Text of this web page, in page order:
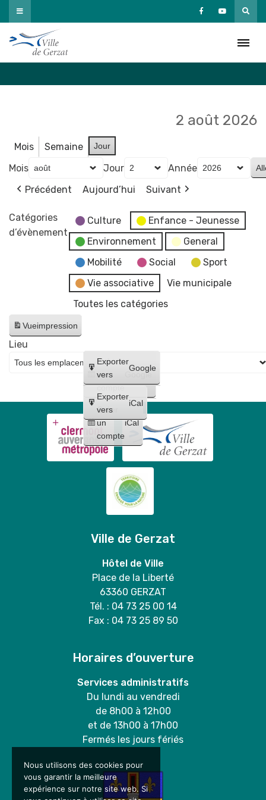
Passer
au
contenu
2 août 2026
Mois Semaine Jour
Mois Jour
Année
Précédent
Aujourd’hui Suivant
Catégories
d’évènement
Culture
Enfance - Jeunesse
Environnement
General
Mobilité
Social
Sport
Vie associative
Vie municipale
Toutes les catégories
Vueimpression
Créer
un
compte
Google
Créer
un
compte
iCal
Exporter
vers
Google
Exporter
vers
iCal
Lieu
Ville de Gerzat
Hôtel de Ville
Place de la Liberté
63360 GERZAT
Tél. : 04 73 25 00 14
Fax : 04 73 25 89 50
Horaires d’ouverture
Services administratifs
Du lundi au vendredi
de 8h00 à 12h00
et de 13h00 à 17h00
Fermés les jours fériés
Nous utilisons des cookies pour
vous garantir la meilleure
expérience sur notre site web. Si